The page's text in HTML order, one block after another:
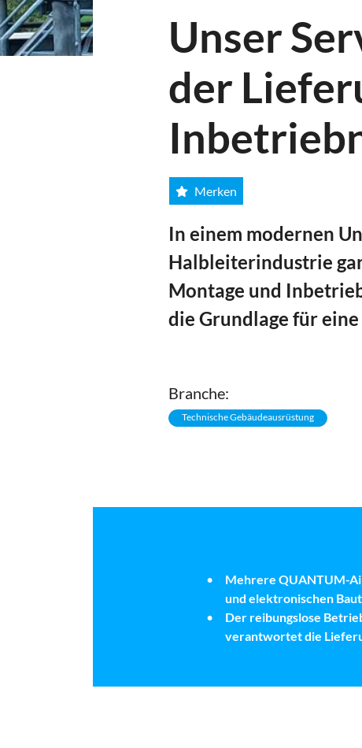
Unser
der
Merken
In einem modernen
Halbleiterindustrie
Montage und
die Grundlage für
Branche:
Technische Gebäudeausrüstung
Mehrere QUANTUM-
und elektronischen
Der reibungslose
verantwortet die